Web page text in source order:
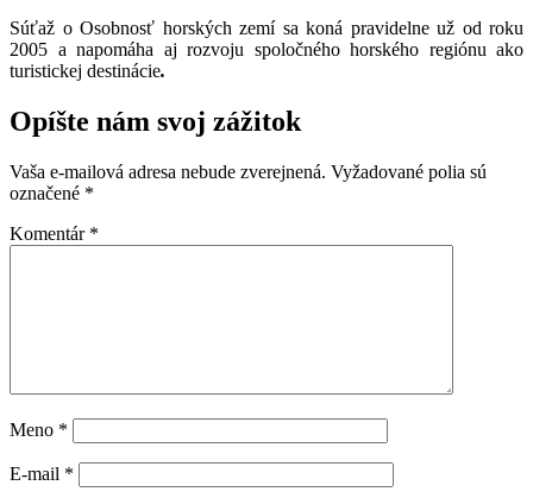
Súťaž o Osobnosť horských zemí sa koná pravidelne už od roku
2005 a napomáha aj rozvoju spoločného horského regiónu ako
turistickej destinácie.
Opíšte nám svoj zážitok
Vaša e-mailová adresa nebude zverejnená. Vyžadované polia sú
označené *
Komentár *
Meno *
E-mail *